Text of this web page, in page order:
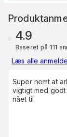
4.9
Baseret på 111
Læs alle
Super nemt at
vigtigt med
nået til